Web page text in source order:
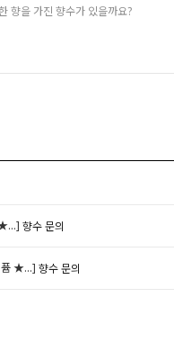
향을 가진 향수가 있을까요?
향수 문의
퓸 ★...] 향수 문의